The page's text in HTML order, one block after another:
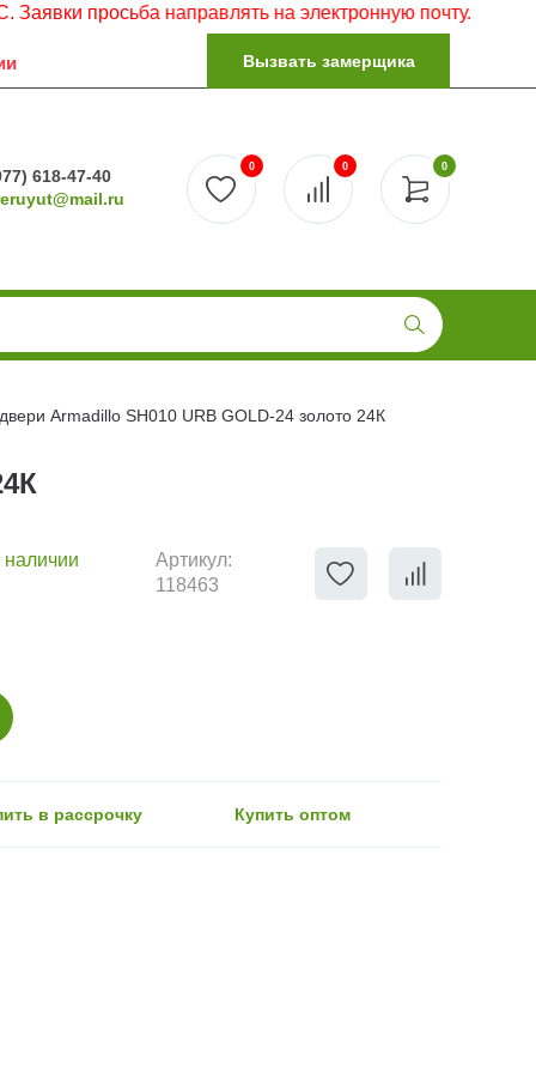
просьба направлять на электронную почту.
Вызвать замерщика
618-47-40
0
0 0
Armadillo SH010 URB GOLD-24 золото 24К
наличии
Артикул:
118463
в рассрочку Купить оптом